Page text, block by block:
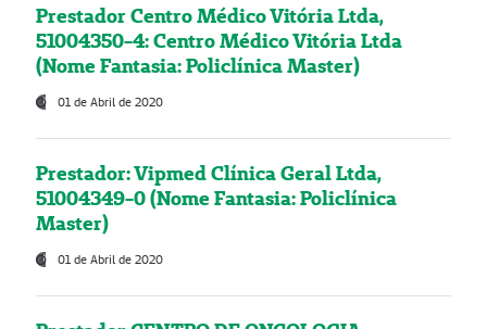
Prestador Centro Médico Vitória Ltda,
51004350-4: Centro Médico Vitória Ltda
(Nome Fantasia: Policlínica Master)
01 de Abril de 2020
Prestador: Vipmed Clínica Geral Ltda,
51004349-0 (Nome Fantasia: Policlínica
Master)
01 de Abril de 2020